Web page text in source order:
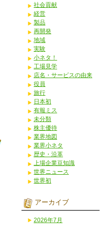
社会貢献
経営
製品
再開発
地域
実験
小ネタ！
工場見学
店名・サービスの由来
役員
旅行
日本初
有報ミス
未分類
株主優待
業界地図
業界小ネタ
歴史・沿革
上場企業豆知識
世界ニュース
世界初
アーカイブ
2026年7月